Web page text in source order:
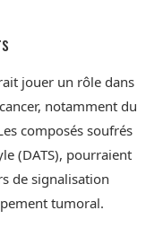
jouer un rôle dans
notamment du
composés soufrés
(DATS), pourraient
de signalisation
tumoral.